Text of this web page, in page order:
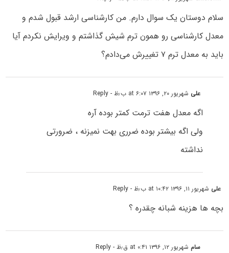
سلام دوستان یک سوال دارم. من کارشناسی ارشد قبول شدم و
معدل کارشناسی رو همون ترم شیش گذاشتم و ویرایش نکردم آیا
باید به معدل ترم ۷ تغییرش می‌دادم؟
علی شهریور ۲۰, ۱۳۹۶ at ۶:۰۷ ب٫ظ - Reply
اگه معدل هفت ترمت کمتر بوده آره
ولی اگه بیشتر بوده ضرری بهت نمیزنه ، ضرورتی
نداشته
علی شهریور ۱۱, ۱۳۹۶ at ۱۰:۴۲ ب٫ظ - Reply
بچه ها هزینه شبانه چقدره ؟
سام شهریور ۱۲, ۱۳۹۶ at ۰:۴۱ ق٫ظ - Reply